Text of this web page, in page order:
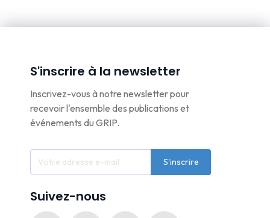
S'inscrire à la newsletter
Inscrivez-vous à notre newsletter pour
recevoir l'ensemble des publications et
événements du GRIP.
S'inscrire
Suivez-nous